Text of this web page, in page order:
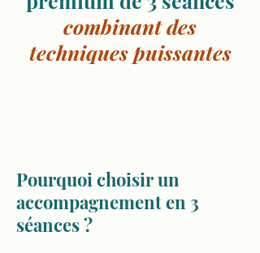
combinant des
techniques puissantes
Pourquoi choisir un
accompagnement en 3
séances ?